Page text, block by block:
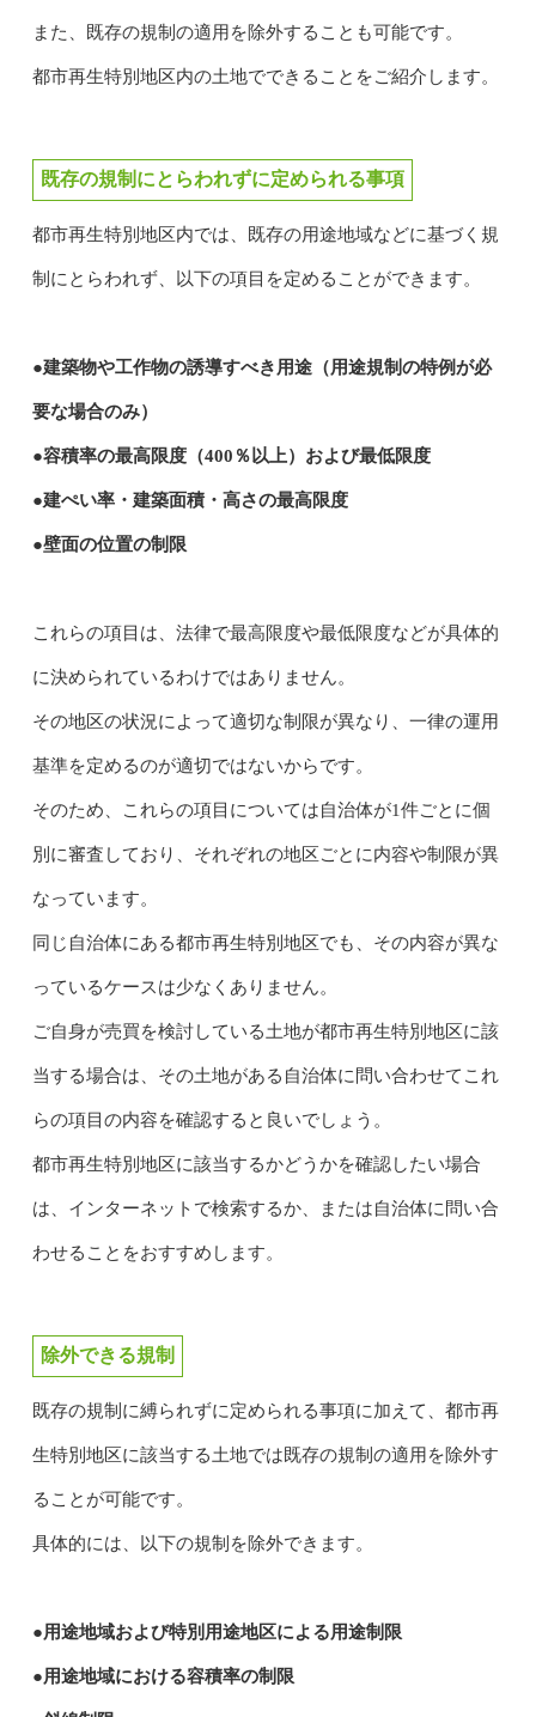
また、既存の規制の適用を除外することも可能です。
都市再生特別地区内の土地でできることをご紹介します。
既存の規制にとらわれずに定められる事項
都市再生特別地区内では、既存の用途地域などに基づく規
制にとらわれず、以下の項目を定めることができます。
●建築物や工作物の誘導すべき用途（用途規制の特例が必
要な場合のみ）
●容積率の最高限度（400％以上）および最低限度
●建ぺい率・建築面積・高さの最高限度
●壁面の位置の制限
これらの項目は、法律で最高限度や最低限度などが具体的
に決められているわけではありません。
その地区の状況によって適切な制限が異なり、一律の運用
基準を定めるのが適切ではないからです。
そのため、これらの項目については自治体が1件ごとに個
別に審査しており、それぞれの地区ごとに内容や制限が異
なっています。
同じ自治体にある都市再生特別地区でも、その内容が異な
っているケースは少なくありません。
ご自身が売買を検討している土地が都市再生特別地区に該
当する場合は、その土地がある自治体に問い合わせてこれ
らの項目の内容を確認すると良いでしょう。
都市再生特別地区に該当するかどうかを確認したい場合
は、インターネットで検索するか、または自治体に問い合
わせることをおすすめします。
除外できる規制
既存の規制に縛られずに定められる事項に加えて、都市再
生特別地区に該当する土地では既存の規制の適用を除外す
ることが可能です。
具体的には、以下の規制を除外できます。
●用途地域および特別用途地区による用途制限
●用途地域における容積率の制限